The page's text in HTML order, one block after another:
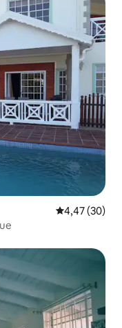
Évaluation
4,47 (30)